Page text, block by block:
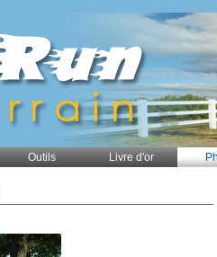
Outils Livre d'or